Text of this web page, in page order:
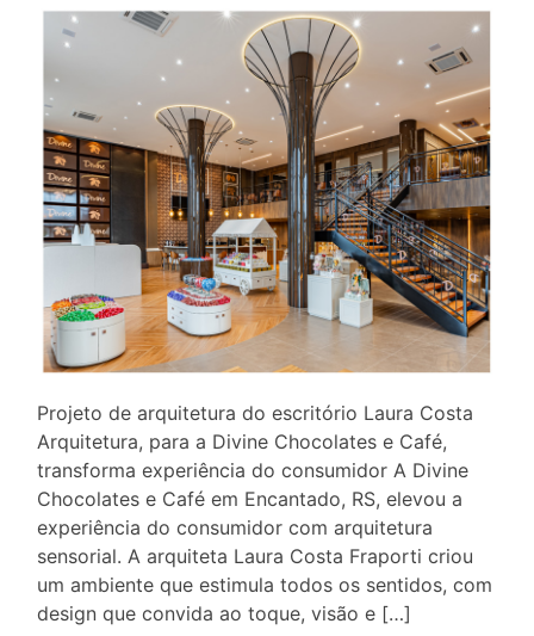
Projeto de arquitetura do escritório Laura Costa
Arquitetura, para a Divine Chocolates e Café,
transforma experiência do consumidor A Divine
Chocolates e Café em Encantado, RS, elevou a
experiência do consumidor com arquitetura
sensorial. A arquiteta Laura Costa Fraporti criou
um ambiente que estimula todos os sentidos, com
design que convida ao toque, visão e […]